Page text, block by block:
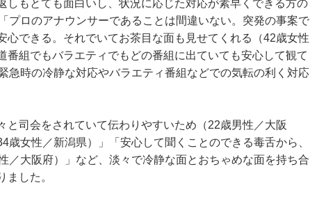
しもとても面白いし、状況に応じた対応が素早くできる方の
プロのアナウンサーであることは間違いない。突発の事案で
心できる。それでいてお茶目な面も見せてくれる（42歳女性
番組でもバラエティでもどの番組に出ていても安心して観て
急時の冷静な対応やバラエティ番組などでの気転の利く対応
と司会をされていて伝わりやすいため（22歳男性／大阪
歳女性／新潟県）」「安心して聞くことのできる毒舌から、
／大阪府）」など、淡々で冷静な面とおちゃめな面を持ち合
した。